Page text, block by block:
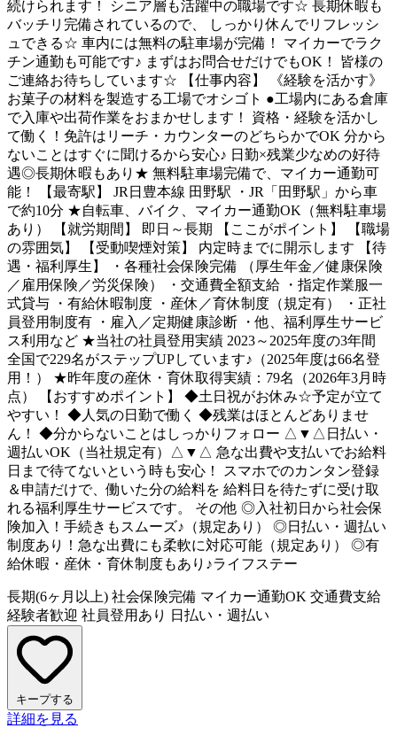
続けられます！ シニア層も活躍中の職場です☆ 長期休暇も
バッチリ完備されているので、 しっかり休んでリフレッシ
ュできる☆ 車内には無料の駐車場が完備！ マイカーでラク
チン通勤も可能です♪ まずはお問合せだけでもOK！ 皆様の
ご連絡お待ちしています☆ 【仕事内容】 《経験を活かす》
お菓子の材料を製造する工場でオシゴト ●工場内にある倉庫
で入庫や出荷作業をおまかせします！ 資格・経験を活かし
て働く！免許はリーチ・カウンターのどちらかでOK 分から
ないことはすぐに聞けるから安心♪ 日勤×残業少なめの好待
遇◎長期休暇もあり★ 無料駐車場完備で、マイカー通勤可
能！ 【最寄駅】 JR日豊本線 田野駅 ・JR「田野駅」から車
で約10分 ★自転車、バイク、マイカー通勤OK（無料駐車場
あり） 【就労期間】 即日～長期 【ここがポイント】 【職場
の雰囲気】 【受動喫煙対策】 内定時までに開示します 【待
遇・福利厚生】 ・各種社会保険完備 （厚生年金／健康保険
／雇用保険／労災保険） ・交通費全額支給 ・指定作業服一
式貸与 ・有給休暇制度 ・産休／育休制度（規定有） ・正社
員登用制度有 ・雇入／定期健康診断 ・他、福利厚生サービ
ス利用など ★当社の社員登用実績 2023～2025年度の3年間
全国で229名がステップUPしています♪（2025年度は66名登
用！） ★昨年度の産休・育休取得実績：79名（2026年3月時
点） 【おすすめポイント】 ◆土日祝がお休み☆予定が立て
やすい！ ◆人気の日勤で働く ◆残業はほとんどありませ
ん！ ◆分からないことはしっかりフォロー △▼△日払い・
週払いOK（当社規定有）△▼△ 急な出費や支払いでお給料
日まで待てないという時も安心！ スマホでのカンタン登録
＆申請だけで、働いた分の給料を 給料日を待たずに受け取
れる福利厚生サービスです。 その他 ◎入社初日から社会保
険加入！手続きもスムーズ♪（規定あり） ◎日払い・週払い
制度あり！急な出費にも柔軟に対応可能（規定あり） ◎有
給休暇・産休・育休制度もあり♪ライフステー
長期(6ヶ月以上) 社会保険完備 マイカー通勤OK 交通費支給
経験者歓迎 社員登用あり 日払い・週払い
キープする
詳細を見る